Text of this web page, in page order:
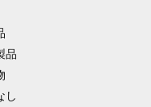
品
し